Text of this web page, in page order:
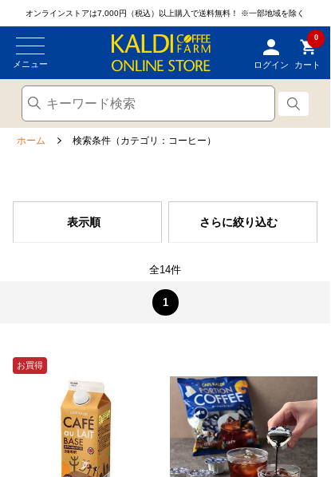
オンラインストアは7,000円（税込）以上購入で送料無料！ ※一部地域を除く
メニュー ログイン
0
カート
ホーム 検索条件（カテゴリ：コーヒー）
表示順 さらに絞り込む
全14件
1
お買得